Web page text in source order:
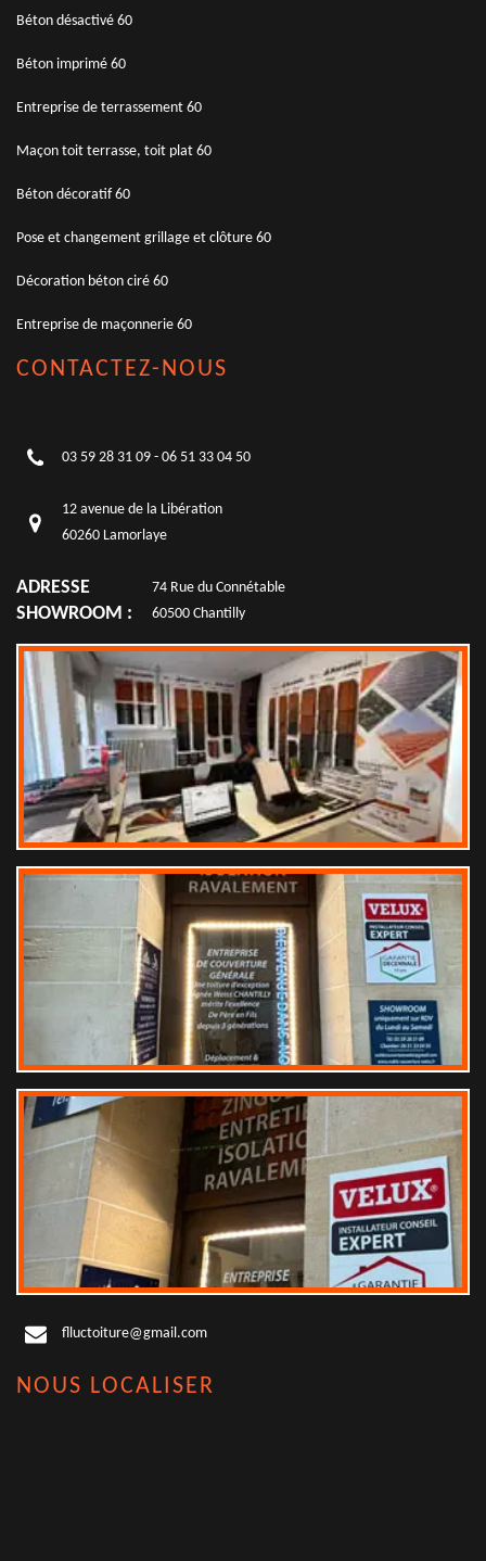
Béton désactivé 60
Béton imprimé 60
Entreprise de terrassement 60
Maçon toit terrasse, toit plat 60
Béton décoratif 60
Pose et changement grillage et clôture 60
Décoration béton ciré 60
Entreprise de maçonnerie 60
CONTACTEZ-NOUS
03 59 28 31 09 - 06 51 33 04 50
12 avenue de la Libération
60260 Lamorlaye
ADRESSE
SHOWROOM :
74 Rue du Connétable
60500 Chantilly
flluctoiture@gmail.com
NOUS LOCALISER